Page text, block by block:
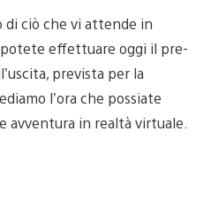
di ciò che vi attende in
effettuare oggi il pre-
prevista per la
l’ora che possiate
avventura in realtà virtuale.